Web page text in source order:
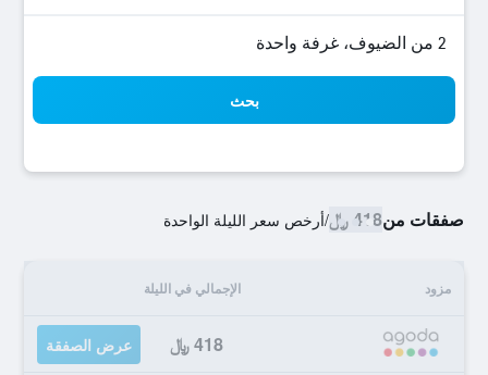
2 من الضيوف، غرفة واحدة
بحث
صفقات من418 ﷼ /أرخص سعر الليلة الواحدة
مزود الإجمالي في الليلة
418 ﷼ عرض الصفقة